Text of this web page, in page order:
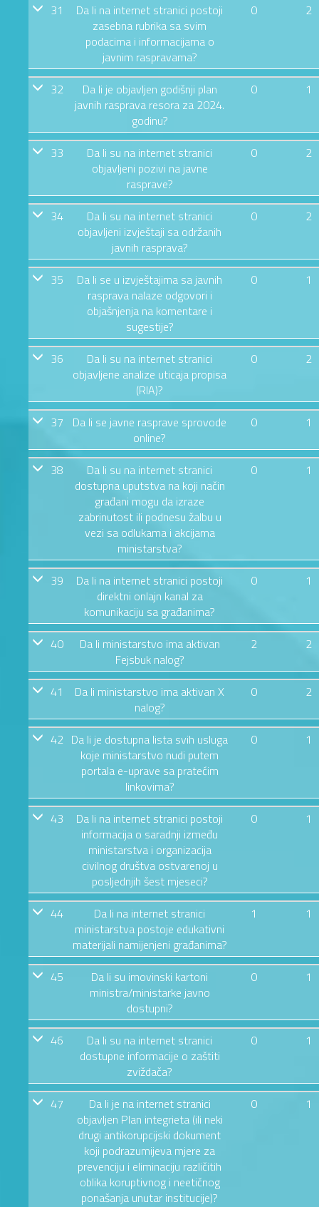
31
Da li na internet stranici postoji
zasebna rubrika sa svim
podacima i informacijama o
javnim raspravama?
0 2
32
Da li je objavljen godišnji plan
javnih rasprava resora za 2024.
godinu?
0 1
33
Da li su na internet stranici
objavljeni pozivi na javne
rasprave?
0 2
34
Da li su na internet stranici
objavljeni izvještaji sa održanih
javnih rasprava?
0 2
35
Da li se u izvještajima sa javnih
rasprava nalaze odgovori i
objašnjenja na komentare i
sugestije?
0 1
36
Da li su na internet stranici
objavljene analize uticaja propisa
(RIA)?
0 2
37
Da li se javne rasprave sprovode
online?
0 1
38
Da li su na internet stranici
dostupna uputstva na koji način
građani mogu da izraze
zabrinutost ili podnesu žalbu u
vezi sa odlukama i akcijama
ministarstva?
0 1
39
Da li na internet stranici postoji
direktni onlajn kanal za
komunikaciju sa građanima?
0 1
40
Da li ministarstvo ima aktivan
Fejsbuk nalog?
2 2
41
Da li ministarstvo ima aktivan X
nalog?
0 2
42 Da li je dostupna lista svih usluga
koje ministarstvo nudi putem
portala e-uprave sa pratećim
linkovima?
0 1
43
Da li na internet stranici postoji
informacija o saradnji između
ministarstva i organizacija
civilnog društva ostvarenoj u
posljednjih šest mjeseci?
0 1
44
Da li na internet stranici
ministarstva postoje edukativni
materijali namijenjeni građanima?
1 1
45
Da li su imovinski kartoni
ministra/ministarke javno
dostupni?
0 1
46
Da li su na internet stranici
dostupne informacije o zaštiti
zviždača?
0 1
47
Da li je na internet stranici
objavljen Plan integrieta (ili neki
drugi antikorupcijski dokument
koji podrazumijeva mjere za
prevenciju i eliminaciju različitih
oblika koruptivnog i neetičnog
ponašanja unutar institucije)?
0 1